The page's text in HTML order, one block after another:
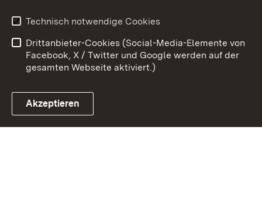
Link zum Landesportal
Barrierefreiheit
Impressum Cookies
Technisch notwendige Cookies
Drittanbieter-Cookies (Social-Media-Elemente von
Facebook, X / Twitter und Google werden auf der
gesamten Webseite aktiviert.)
Akzeptieren